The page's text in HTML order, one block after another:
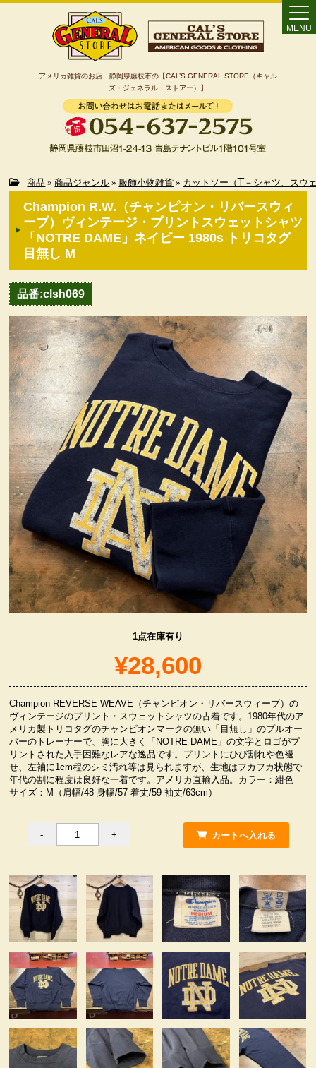
アメリカ雑貨のお店、静岡県藤枝市の【CAL’S GENERAL STORE（キャル
ズ・ジェネラル・ストアー）】
MENU
Home
カート
カテゴリー検索
ヴィンテージ・グッズ
LIFE誌 企業広告切り抜き
ファイヤーキング他
コカコーラ・グッズ
カンパニー・グッズ
キャラクター・グッズ
喫煙具
服飾小物雑貨
商品 » 商品ジャンル » 服飾小物雑貨 » カットソー（T－シャツ、スウ
Champion R.W.（チャンピオン・リバースウィ
ーブ）ヴィンテージ・プリントスウェットシャツ
「NOTRE DAME」ネイビー 1980s トリコタグ
目無し M
品番:clsh069
1点在庫有り
¥28,600
Champion REVERSE WEAVE（チャンピオン・リバースウィーブ）の
ヴィンテージのプリント・スウェットシャツの古着です。1980年代のア
メリカ製トリコタグのチャンピオンマークの無い「目無し」のプルオー
バーのトレーナーで、胸に大きく「NOTRE DAME」の文字とロゴがプ
リントされた入手困難なレアな逸品です。プリントにひび割れや色褪
せ、左袖に1cm程のシミ汚れ等は見られますが、生地はフカフカ状態で
年代の割に程度は良好な一着です。アメリカ直輸入品。カラー：紺色
サイズ：M（肩幅/48 身幅/57 着丈/59 袖丈/63cm）